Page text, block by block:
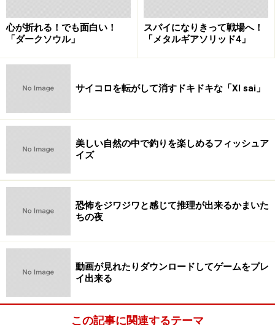
心が折れる！でも面白い！
「ダークソウル」
スパイになりきって戦場へ！
「メタルギアソリッド4」
サイコロを転がして消すドキドキな「XI sai」
美しい自然の中で釣りを楽しめるフィッシュア
イズ
恐怖をジワジワと感じて推理が出来るかまいた
ちの夜
動画が見れたりダウンロードしてゲームをプレ
イ出来る
この記事に関連するテーマ